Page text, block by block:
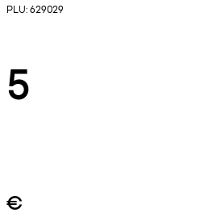
PLU: 629029
5
€